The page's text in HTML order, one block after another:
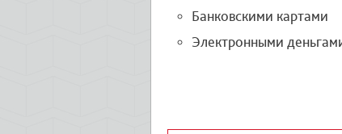
Банковскими картами
Электронными